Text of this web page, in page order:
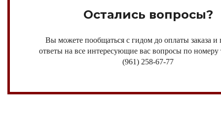
Остались вопросы?
Вы можете пообщаться с гидом до оплаты заказа и
ответы на все интересующие вас вопросы по номеру
(961) 258-67-77